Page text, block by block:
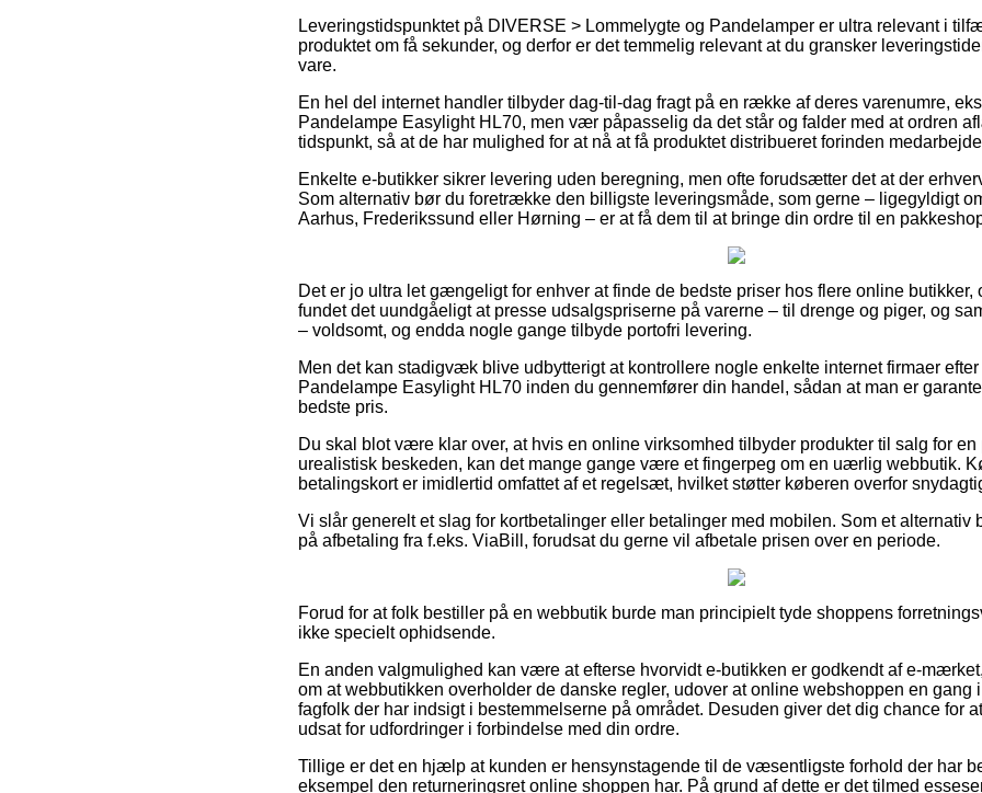
Leveringstidspunktet på DIVERSE > Lommelygte og Pandelamper er ultra relevant i
produktet om få sekunder, og derfor er det temmelig relevant at du gransker
vare.
En hel del internet handler tilbyder dag-til-dag fragt på en række af deres varenumre,
Pandelampe Easylight HL70, men vær påpasselig da det står og falder med at ordren
tidspunkt, så at de har mulighed for at nå at få produktet distribueret forinden
Enkelte e-butikker sikrer levering uden beregning, men ofte forudsætter det at der
Som alternativ bør du foretrække den billigste leveringsmåde, som gerne – ligegyldigt
Aarhus, Frederikssund eller Hørning – er at få dem til at bringe din ordre til en
Det er jo ultra let gængeligt for enhver at finde de bedste priser hos flere online butikker,
fundet det uundgåeligt at presse udsalgspriserne på varerne – til drenge og piger, og
– voldsomt, og endda nogle gange tilbyde portofri levering.
Men det kan stadigvæk blive udbytterigt at kontrollere nogle enkelte internet firmaer
Pandelampe Easylight HL70 inden du gennemfører din handel, sådan at man er
bedste pris.
Du skal blot være klar over, at hvis en online virksomhed tilbyder produkter til salg for en
urealistisk beskeden, kan det mange gange være et fingerpeg om en uærlig webbutik.
betalingskort er imidlertid omfattet af et regelsæt, hvilket støtter køberen overfor
Vi slår generelt et slag for kortbetalinger eller betalinger med mobilen. Som et
på afbetaling fra f.eks. ViaBill, forudsat du gerne vil afbetale prisen over en periode.
Forud for at folk bestiller på en webbutik burde man principielt tyde shoppens
ikke specielt ophidsende.
En anden valgmulighed kan være at efterse hvorvidt e-butikken er godkendt af e-
om at webbutikken overholder de danske regler, udover at online webshoppen en gang
fagfolk der har indsigt i bestemmelserne på området. Desuden giver det dig chance for
udsat for udfordringer i forbindelse med din ordre.
Tillige er det en hjælp at kunden er hensynstagende til de væsentligste forhold der har
eksempel den returneringsret online shoppen har. På grund af dette er det tilmed